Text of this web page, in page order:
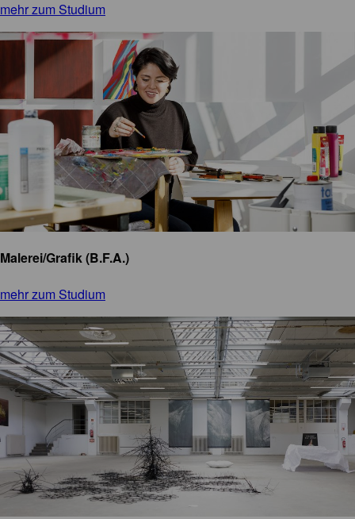
mehr zum Studium
Malerei/Grafik (B.F.A.)
mehr zum Studium